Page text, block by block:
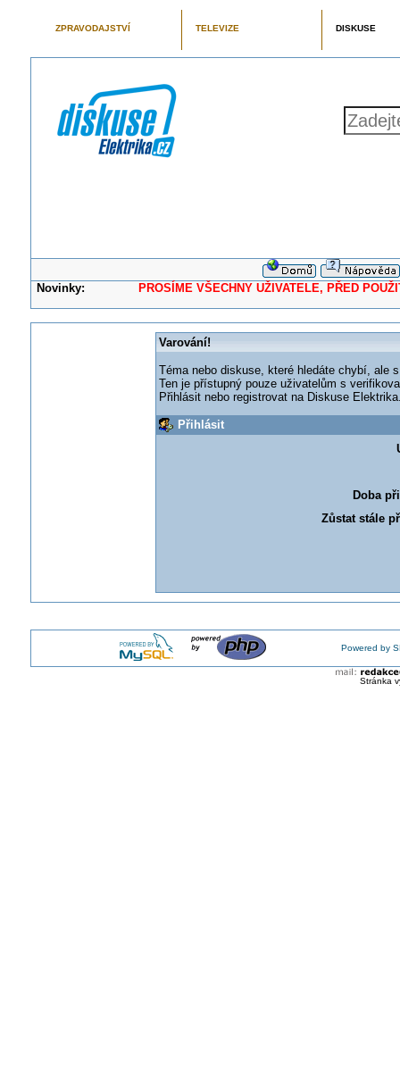
ZPRAVODAJSTVÍ TELEVIZE DISKUSE
Novinky: PROSÍME VŠECHNY UŽIVATELE, PŘED
Varování!
Téma nebo diskuse, které hledáte chybí, ale
Ten je přístupný pouze uživatelům s
Přihlásit nebo registrovat na Diskuse
Přihlásit
Doba
Zůstat stále
Powered by
Stránka